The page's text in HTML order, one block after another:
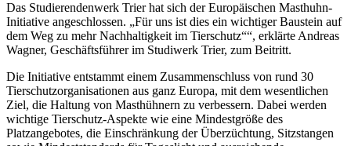
Das Studierendenwerk Trier hat sich der Europäischen Masthuhn-
Initiative angeschlossen. „Für uns ist dies ein wichtiger Baustein auf
dem Weg zu mehr Nachhaltigkeit im Tierschutz““, erklärte Andreas
Wagner, Geschäftsführer im Studiwerk Trier, zum Beitritt.
Die Initiative entstammt einem Zusammenschluss von rund 30
Tierschutzorganisationen aus ganz Europa, mit dem wesentlichen
Ziel, die Haltung von Masthühnern zu verbessern. Dabei werden
wichtige Tierschutz-Aspekte wie eine Mindestgröße des
Platzangebotes, die Einschränkung der Überzüchtung, Sitzstangen